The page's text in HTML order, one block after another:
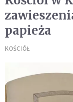
papieża
KOŚCIÓŁ